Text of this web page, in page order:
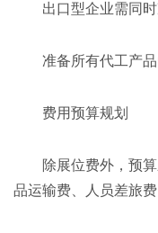
出口型企业需同
准备所有代工产
费用预算规划
除展位费外，预
品运输费、人员差旅